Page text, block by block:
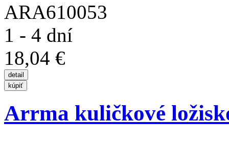
ARA610053
1 - 4 dní
18,04 €
Arrma kuličkové